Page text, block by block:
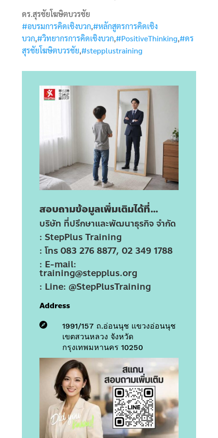
ดร.สุรชัยโฆษิตบวรชัย
#อบรมการคิดเชิงบวก,#หลักสูตรการคิดเชิง
บวก,#วิทยากรการคิดเชิงบวก,#PositiveThinking,#ดร
สุรชัยโฆษิตบวรชัย,#stepplustraining
สอบถามข้อมูลเพิ่มเติมได้ที่…
บริษัท ที่ปรึกษาและพัฒนาธุรกิจ จำกัด
: StepPlus Training
: โทร 083 276 8877, 02 349 1788
: E-mail:
training@stepplus.org
: Line: @StepPlusTraining
Address

1991/157 ถ.อ่อนนุช แขวงอ่อนนุช
เขตสวนหลวง จังหวัด
กรุงเทพมหานคร 10250